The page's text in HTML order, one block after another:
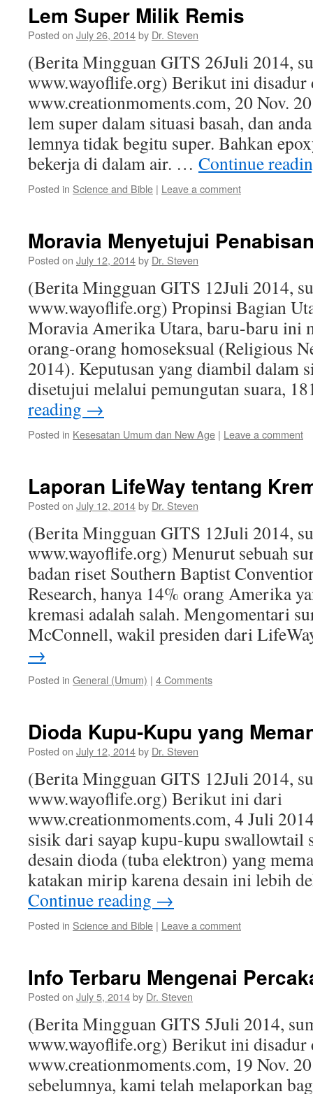
Lem Super Milik Remis
Posted on July 26, 2014by Dr. Steven
(Berita Mingguan GITS 26Juli 2014,
www.wayoflife.org) Berikut ini disadur
www.creationmoments.com, 20 Nov.
lem super dalam situasi basah, dan
lemnya tidak begitu super. Bahkan
bekerja di dalam air. … Continue
Posted in Science and Bible | Leave a comment
Moravia Menyetujui
Posted on July 12, 2014by Dr. Steven
(Berita Mingguan GITS 12Juli 2014,
www.wayoflife.org) Propinsi Bagian
Moravia Amerika Utara, baru-baru ini
orang-orang homoseksual (Religious
2014). Keputusan yang diambil dalam
disetujui melalui pemungutan suara,
reading →
Posted in Kesesatan Umum dan New Age | Leave a comment
Laporan LifeWay tentang
Posted on July 12, 2014by Dr. Steven
(Berita Mingguan GITS 12Juli 2014,
www.wayoflife.org) Menurut sebuah
badan riset Southern Baptist
Research, hanya 14% orang Amerika
kremasi adalah salah. Mengomentari
McConnell, wakil presiden dari
→
Posted in General (Umum) | 4 Comments
Dioda Kupu-Kupu yang
Posted on July 12, 2014by Dr. Steven
(Berita Mingguan GITS 12Juli 2014,
www.wayoflife.org) Berikut ini dari
www.creationmoments.com, 4 Juli
sisik dari sayap kupu-kupu swallowtail
desain dioda (tuba elektron) yang
katakan mirip karena desain ini lebih
Continue reading →
Posted in Science and Bible | Leave a comment
Info Terbaru Mengenai
Posted on July 5, 2014by Dr. Steven
(Berita Mingguan GITS 5Juli 2014,
www.wayoflife.org) Berikut ini disadur
www.creationmoments.com, 19 Nov.
sebelumnya, kami telah melaporkan